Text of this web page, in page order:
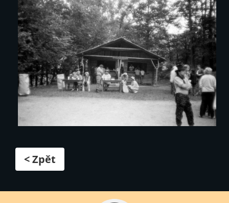
< Zpět